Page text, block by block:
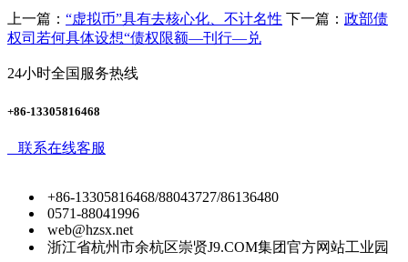
上一篇： “虚拟币”具有去核心化、不计名性 下一篇： 政部债
权司若何具体设想“债权限额—刊行—兑
24小时全国服务热线
+86-13305816468
联系在线客服
+86-13305816468/88043727/86136480
0571-88041996
web@hzsx.net
浙江省杭州市余杭区崇贤J9.COM集团官方网站工业园